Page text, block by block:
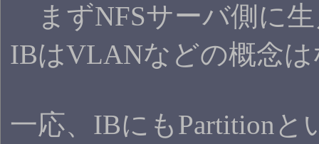
まずNFSサーバ側に生
IBはVLANなどの概念
一応、IBにもPartition